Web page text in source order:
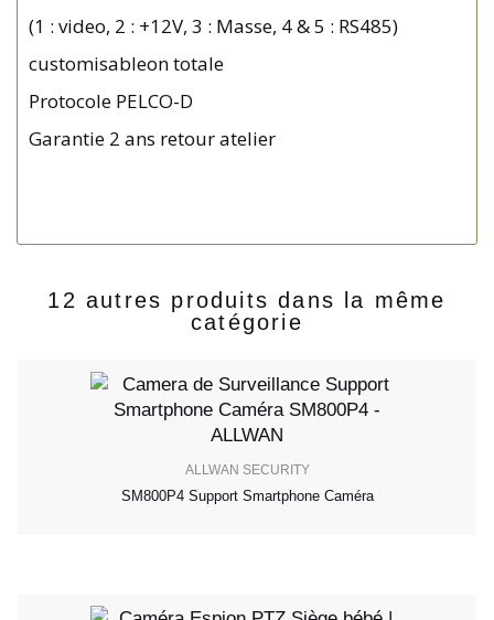
(1 : video, 2 : +12V, 3 : Masse, 4 & 5 : RS485)
customisableon totale
Protocole PELCO-D
Garantie 2 ans retour atelier
12 autres produits dans la même
catégorie
ALLWAN SECURITY
SM800P4 Support Smartphone Caméra